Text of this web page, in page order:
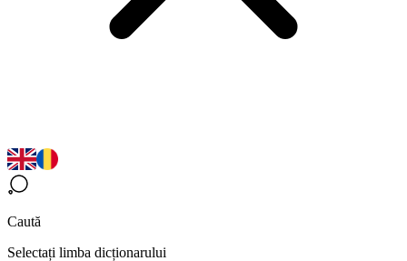
Caută
Selectați limba dicționarului